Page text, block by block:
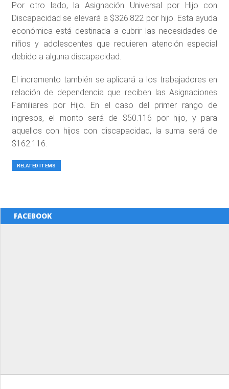
Por otro lado, la Asignación Universal por Hijo con
Discapacidad se elevará a $326.822 por hijo. Esta ayuda
económica está destinada a cubrir las necesidades de
niños y adolescentes que requieren atención especial
debido a alguna discapacidad.
El incremento también se aplicará a los trabajadores en
relación de dependencia que reciben las Asignaciones
Familiares por Hijo. En el caso del primer rango de
ingresos, el monto será de $50.116 por hijo, y para
aquellos con hijos con discapacidad, la suma será de
$162.116.
RELATED ITEMS
FACEBOOK